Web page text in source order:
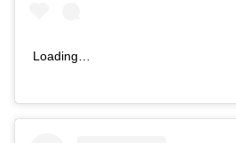
Loading…